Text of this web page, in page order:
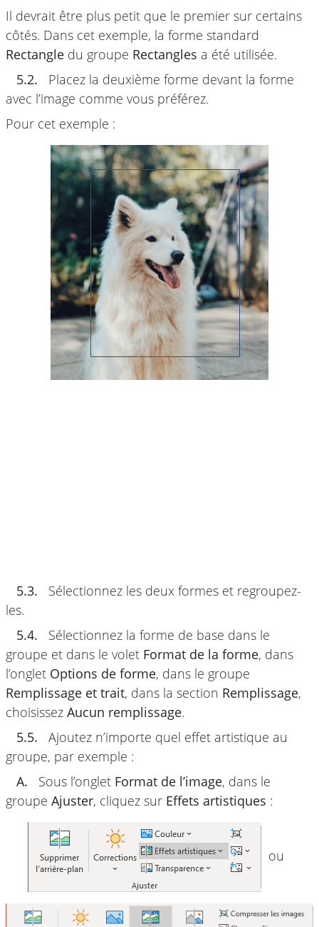
Il devrait être plus petit que le premier sur certains
côtés. Dans cet exemple, la forme standard
Rectangle du groupe Rectangles a été utilisée.
5.2.
Placez la deuxième forme devant la forme
avec l’image comme vous préférez.
Pour cet exemple :
5.3.
Sélectionnez les deux formes et regroupez-
les.
5.4.
Sélectionnez la forme de base dans le
groupe et dans le volet Format de la forme, dans
l’onglet Options de forme, dans le groupe
Remplissage et trait, dans la section Remplissage,
choisissez Aucun remplissage.
5.5.
Ajoutez n’importe quel effet artistique au
groupe, par exemple :
A.
Sous l’onglet Format de l’image, dans le
groupe Ajuster, cliquez sur Effets artistiques :
ou